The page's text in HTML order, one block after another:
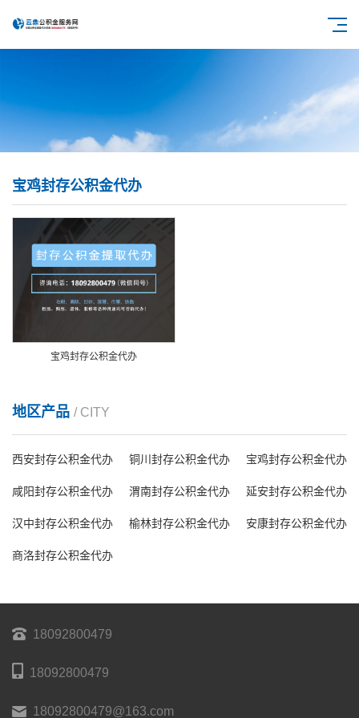
宝鸡封存公积金代办
宝鸡封存公积金代办
地区产品 / CITY
西安封存公积金代办 铜川封存公积金代办 宝鸡封存公积金代办
咸阳封存公积金代办 渭南封存公积金代办 延安封存公积金代办
汉中封存公积金代办 榆林封存公积金代办 安康封存公积金代办
商洛封存公积金代办
18092800479
18092800479
18092800479@163.com